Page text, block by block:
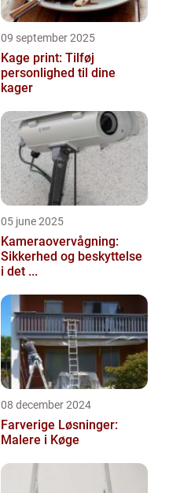
09 september 2025
Kage print: Tilføj
personlighed til dine
kager
05 june 2025
Kameraovervågning:
Sikkerhed og beskyttelse
i det ...
08 december 2024
Farverige Løsninger:
Malere i Køge